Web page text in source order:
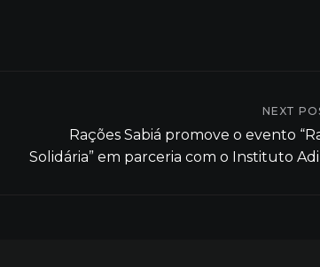
NEXT
Rações Sabiá promove o evento
Solidária” em parceria com o Instituto